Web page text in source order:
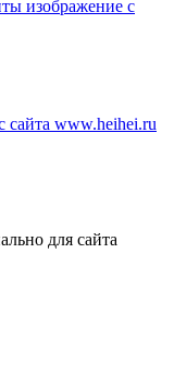
для сайта